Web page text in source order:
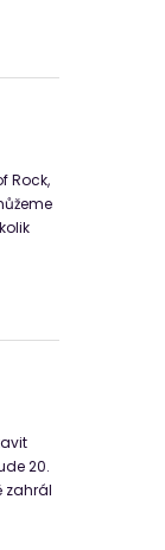
Rock,
20.
zahrál